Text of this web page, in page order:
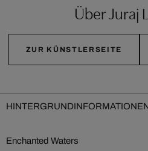
Über Juraj
ZUR KÜNSTLERSEITE
Enchanted Waters